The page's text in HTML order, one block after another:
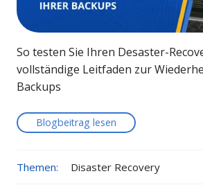
So testen Sie Ihren Desaster-
vollständige Leitfaden zur
Backups
Blogbeitrag lesen
Themen: Disaster Recovery